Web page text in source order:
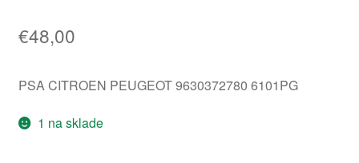
€48,00
PSA CITROEN PEUGEOT 9630372780 6101PG
1 na sklade